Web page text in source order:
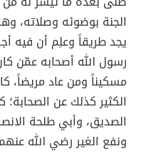
الجنة بوضوئه وصلاته،
يجد طريقاً وعلِم أن فيه
رسول الله أصحابه عمّن
مسكيناً ومن عاد مريضاً،
الكثير كذلك عن
الصديق، وأبي طلحة
ونفع الغير رضي الله